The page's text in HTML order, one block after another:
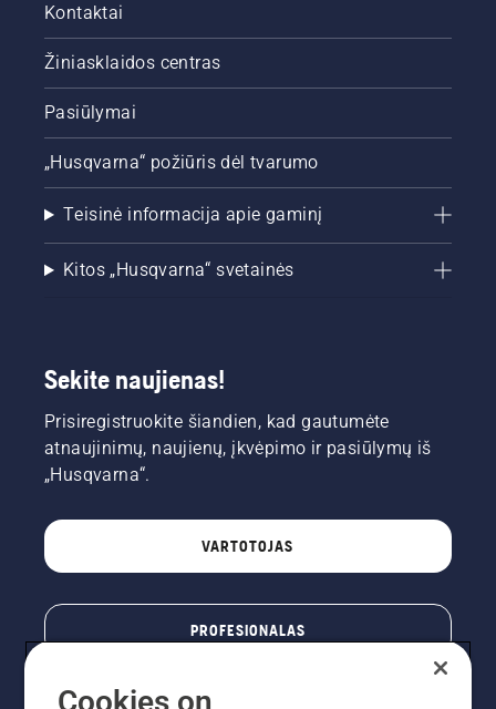
Kontaktai
Žiniasklaidos centras
Pasiūlymai
„Husqvarna“ požiūris dėl tvarumo
Teisinė informacija apie gaminį
Kitos „Husqvarna“ svetainės
Sekite naujienas!
Prisiregistruokite šiandien, kad gautumėte
atnaujinimų, naujienų, įkvėpimo ir pasiūlymų iš
„Husqvarna“.
VARTOTOJAS
PROFESIONALAS